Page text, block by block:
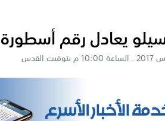
يعادل رقم أسطورة